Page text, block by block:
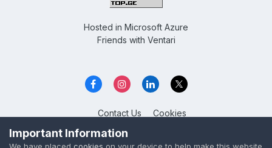
Hosted in Microsoft Azure
Friends with Ventari
Contact Us Cookies
Overclockers GE
Powered by Invision Community
Important Information